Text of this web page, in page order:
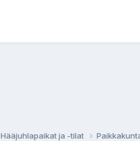
Hääjuhlapaikat ja -tilat